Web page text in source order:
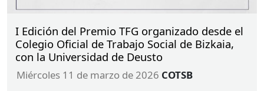
I Edición del Premio TFG organizado desde el
Colegio Oficial de Trabajo Social de Bizkaia,
con la Universidad de Deusto
miércoles 11 de marzo de 2026 COTSB